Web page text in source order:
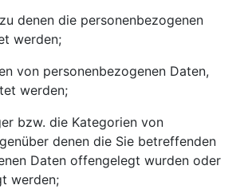
denen die personenbezogenen
werden;
von personenbezogenen Daten,
werden;
bzw. die Kategorien von
denen die Sie betreffenden
Daten offengelegt wurden oder
werden;